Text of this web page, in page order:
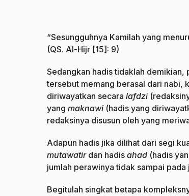
“Sesungguhnya Kamilah yang
(QS. Al-Hijr [15]: 9)
Sedangkan hadis tidaklah
tersebut memang berasal dari nabi,
diriwayatkan secara lafdzi
yang maknawi (hadis yang
redaksinya disusun oleh yang
Adapun hadis jika dilihat dari segi
mutawatirdan hadis ahad (hadis
jumlah perawinya tidak sampai pada
Begitulah singkat betapa